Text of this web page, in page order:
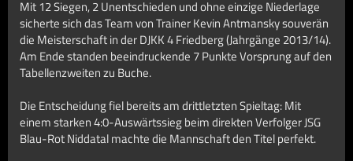
Mit 12 Siegen, 2 Unentschieden und ohne einzige Niederlage
sicherte sich das Team von Trainer Kevin Antmansky souverän
die Meisterschaft in der DJKK 4 Friedberg (Jahrgänge 2013/14).
Am Ende standen beeindruckende 7 Punkte Vorsprung auf den
Tabellenzweiten zu Buche.
Die Entscheidung fiel bereits am drittletzten Spieltag: Mit
einem starken 4:0-Auswärtssieg beim direkten Verfolger JSG
Blau-Rot Niddatal machte die Mannschaft den Titel perfekt.